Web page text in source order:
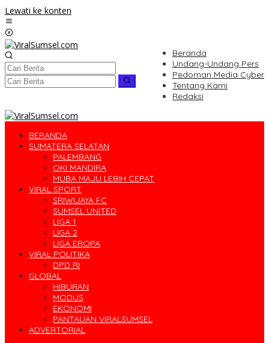
Lewati ke konten
Beranda
Undang-Undang Pers
Pedoman Media Cyber
Tentang Kami
Redaksi
BERANDA
SUMATERA SELATAN
PALEMBANG
OKI MANDIRA
MUBA MAJU LEBIH CEPAT
VIRAL SPORT
SRIWIJAYA FC
SUMSEL UNITED
LIGA 1
LIGA 2
LIGA EROPA
VIRAL POLITIKA
DPD RI
GLOBAL
HIBURAN
MODUS
EKONOMI
PANTAUAN VIRALSUMSEL
ADVERTORIAL